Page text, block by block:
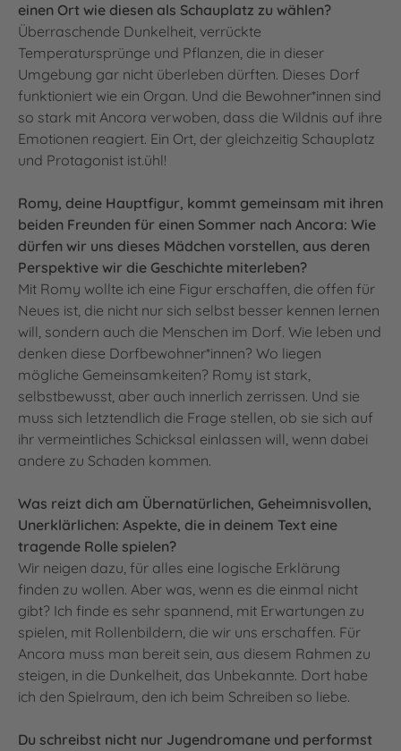
einen Ort wie diesen als Schauplatz zu wählen?
Überraschende Dunkelheit, verrückte
Temperatursprünge und Pflanzen, die in dieser
Umgebung gar nicht überleben dürften. Dieses Dorf
funktioniert wie ein Organ. Und die Bewohner*innen sind
so stark mit Ancora verwoben, dass die Wildnis auf ihre
Emotionen reagiert. Ein Ort, der gleichzeitig Schauplatz
und Protagonist ist.ühl!
Romy, deine Hauptfigur, kommt gemeinsam mit ihren
beiden Freunden für einen Sommer nach Ancora: Wie
dürfen wir uns dieses Mädchen vorstellen, aus deren
Perspektive wir die Geschichte miterleben?
Mit Romy wollte ich eine Figur erschaffen, die offen für
Neues ist, die nicht nur sich selbst besser kennen lernen
will, sondern auch die Menschen im Dorf. Wie leben und
denken diese Dorfbewohner*innen? Wo liegen
mögliche Gemeinsamkeiten? Romy ist stark,
selbstbewusst, aber auch innerlich zerrissen. Und sie
muss sich letztendlich die Frage stellen, ob sie sich auf
ihr vermeintliches Schicksal einlassen will, wenn dabei
andere zu Schaden kommen.
Was reizt dich am Übernatürlichen, Geheimnisvollen,
Unerklärlichen: Aspekte, die in deinem Text eine
tragende Rolle spielen?
Wir neigen dazu, für alles eine logische Erklärung
finden zu wollen. Aber was, wenn es die einmal nicht
gibt? Ich finde es sehr spannend, mit Erwartungen zu
spielen, mit Rollenbildern, die wir uns erschaffen. Für
Ancora muss man bereit sein, aus diesem Rahmen zu
steigen, in die Dunkelheit, das Unbekannte. Dort habe
ich den Spielraum, den ich beim Schreiben so liebe.
Du schreibst nicht nur Jugendromane und performst